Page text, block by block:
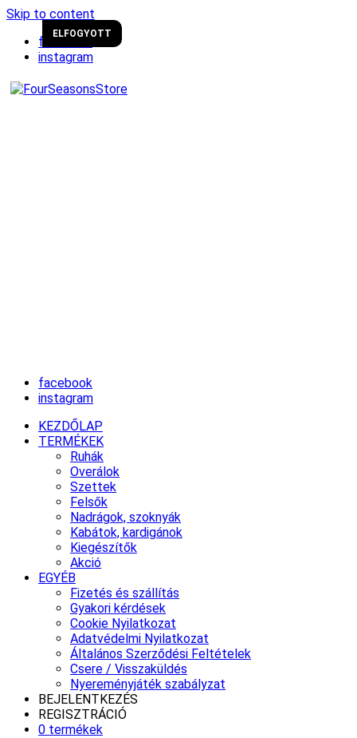
Skip to content
facebook
instagram
facebook
instagram
KEZDŐLAP
TERMÉKEK
Ruhák
Overálok
Szettek
Felsők
Nadrágok, szoknyák
Kabátok, kardigánok
Kiegészítők
Akció
EGYÉB
Fizetés és szállítás
Gyakori kérdések
Cookie Nyilatkozat
Adatvédelmi Nyilatkozat
Általános Szerződési Feltételek
Csere / Visszaküldés
Nyereményjáték szabályzat
BEJELENTKEZÉS
REGISZTRÁCIÓ
0 termékek
Új!
ELFOGYOTT